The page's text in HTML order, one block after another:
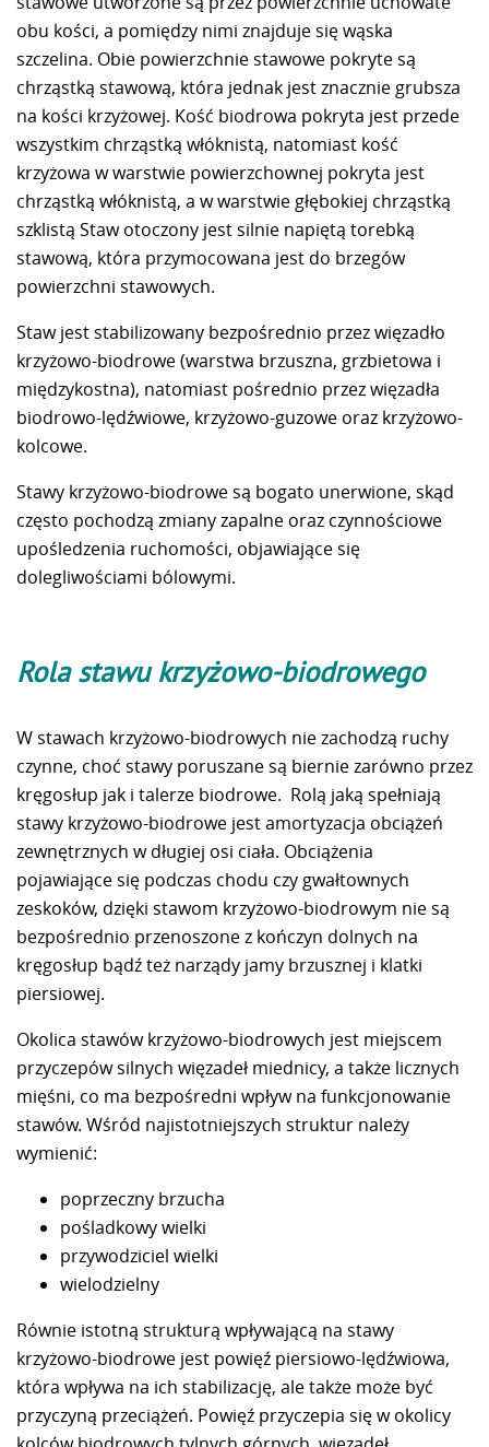
obu kości, a pomiędzy nimi znajduje się wąska
szczelina. Obie powierzchnie stawowe pokryte są
chrząstką stawową, która jednak jest znacznie grubsza
na kości krzyżowej. Kość biodrowa pokryta jest przede
wszystkim chrząstką włóknistą, natomiast kość
krzyżowa w warstwie powierzchownej pokryta jest
chrząstką włóknistą, a w warstwie głębokiej chrząstką
szklistą Staw otoczony jest silnie napiętą torebką
stawową, która przymocowana jest do brzegów
powierzchni stawowych.
Staw jest stabilizowany bezpośrednio przez więzadło
krzyżowo-biodrowe (warstwa brzuszna, grzbietowa i
międzykostna), natomiast pośrednio przez więzadła
biodrowo-lędźwiowe, krzyżowo-guzowe oraz krzyżowo-
kolcowe.
Stawy krzyżowo-biodrowe są bogato unerwione, skąd
często pochodzą zmiany zapalne oraz czynnościowe
upośledzenia ruchomości, objawiające się
dolegliwościami bólowymi.
Rola stawu krzyżowo-biodrowego
W stawach krzyżowo-biodrowych nie zachodzą ruchy
czynne, choć stawy poruszane są biernie zarówno przez
kręgosłup jak i talerze biodrowe. Rolą jaką spełniają
stawy krzyżowo-biodrowe jest amortyzacja obciążeń
zewnętrznych w długiej osi ciała. Obciążenia
pojawiające się podczas chodu czy gwałtownych
zeskoków, dzięki stawom krzyżowo-biodrowym nie są
bezpośrednio przenoszone z kończyn dolnych na
kręgosłup bądź też narządy jamy brzusznej i klatki
piersiowej.
Okolica stawów krzyżowo-biodrowych jest miejscem
przyczepów silnych więzadeł miednicy, a także licznych
mięśni, co ma bezpośredni wpływ na funkcjonowanie
stawów. Wśród najistotniejszych struktur należy
wymienić:
poprzeczny brzucha
pośladkowy wielki
przywodziciel wielki
wielodzielny
Równie istotną strukturą wpływającą na stawy
krzyżowo-biodrowe jest powięź piersiowo-lędźwiowa,
która wpływa na ich stabilizację, ale także może być
przyczyną przeciążeń. Powięź przyczepia się w okolicy